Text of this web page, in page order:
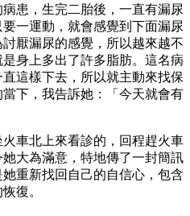
患，生完二胎後，一直有漏尿
一運動，就會感覺到下面漏尿
厭漏尿的感覺，所以越來越不
身上多出了許多脂肪。這名病
這樣下去，所以就主動來找保
下，我告訴她：「今天就會有
車北上來看診的，回程趕火車
大為滿意，特地傳了一封簡訊
重新找回自己的自信心，包含
復。